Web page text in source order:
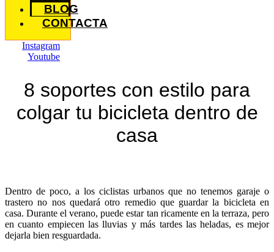
BLOG
CONTACTA
Instagram
Youtube
8 soportes con estilo para
colgar tu bicicleta dentro de
casa
Dentro de poco, a los ciclistas urbanos que no tenemos garaje o
trastero no nos quedará otro remedio que guardar la bicicleta en
casa. Durante el verano, puede estar tan ricamente en la terraza, pero
en cuanto empiecen las lluvias y más tardes las heladas, es mejor
dejarla bien resguardada.